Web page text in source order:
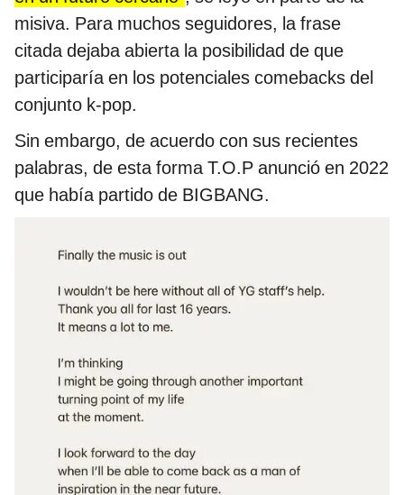
misiva. Para muchos seguidores, la frase
citada dejaba abierta la posibilidad de que
participaría en los potenciales comebacks del
conjunto k-pop.
Sin embargo, de acuerdo con sus recientes
palabras, de esta forma T.O.P anunció en 2022
que había partido de BIGBANG.